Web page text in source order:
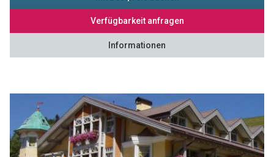
Verfügbarkeit anfragen
Informationen